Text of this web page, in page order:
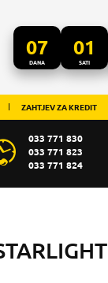
07
DANA
01
SATI
ZAHTJEV ZA KREDIT
033 771 830
033 771 823
033 771 824